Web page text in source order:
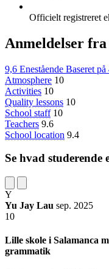
Officielt registreret
Anmeldelser fra
9,6 Enestående Baseret på
Atmosphere 10
Activities 10
Quality lessons 10
School staff 10
Teachers 9.6
School location 9.4
Se hvad studerende
Y
Yu Jay Lau sep. 2025
10
Lille skole i Salamanca
grammatik